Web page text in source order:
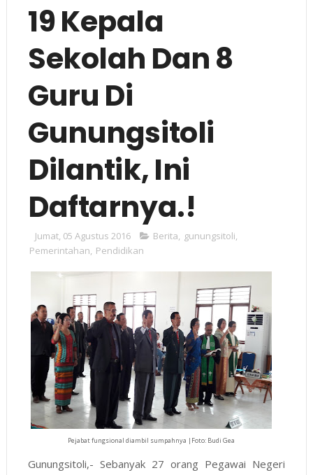
19 Kepala
Sekolah Dan 8
Guru Di
Gunungsitoli
Dilantik, Ini
Daftarnya.!
Jumat, 05 Agustus 2016 Berita, gunungsitoli,
Pemerintahan, Pendidikan
Pejabat fungsional diambil sumpahnya |Foto: Budi Gea
Gunungsitoli,- Sebanyak 27 orang Pegawai Negeri